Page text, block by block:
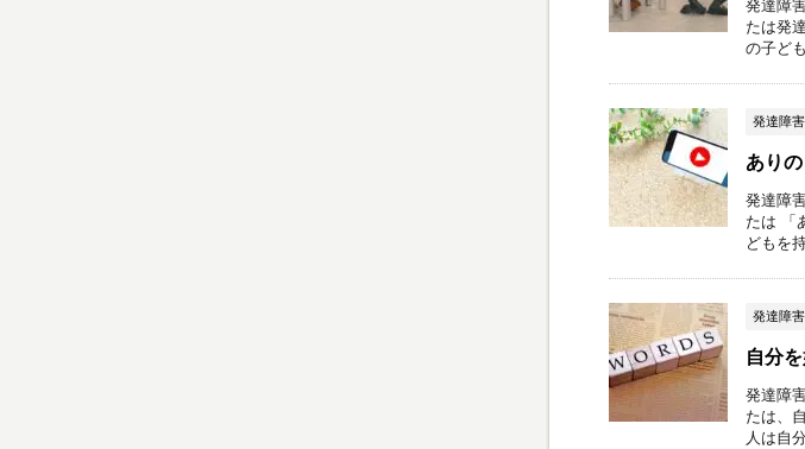
発達障
たは発
の子ど
発達障
あり
発達障
たは 「
どもを
発達障
自分
発達障
たは、
人は自